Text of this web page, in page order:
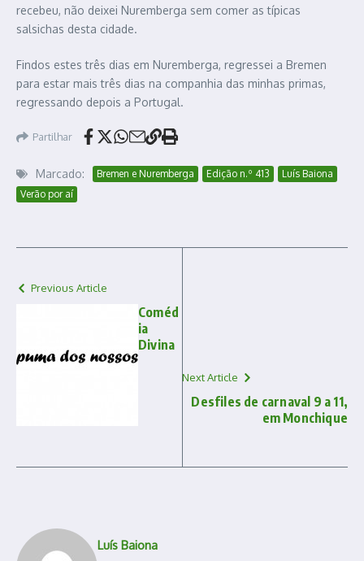
recebeu, não deixei Nuremberga sem comer as típicas
salsichas desta cidade.
Findos estes três dias em Nuremberga, regressei a Bremen
para estar mais três dias na companhia das minhas primas,
regressando depois a Portugal.
Partilhar
Marcado: Bremen e Nuremberga Edição n.º 413
Luís Baiona
Verão por aí
Previous Article
Coméd
ia
Divina
Next Article
Desfiles de carnaval 9 a 11,
em Monchique
Luís Baiona